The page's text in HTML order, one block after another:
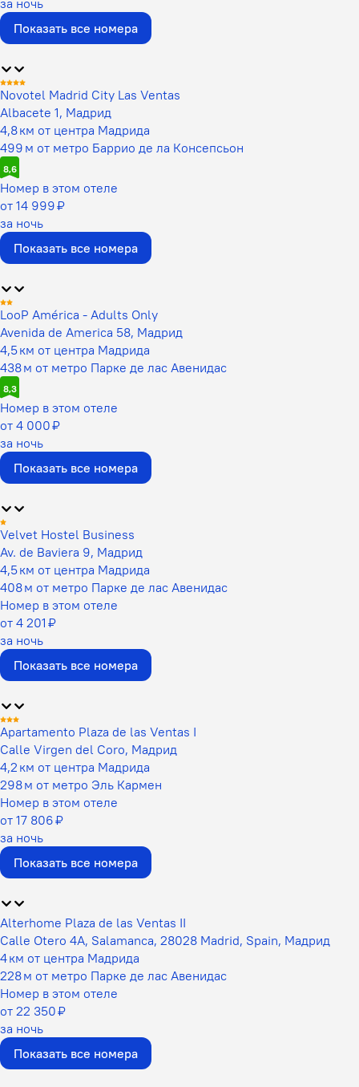
Показать все номера
Novotel Madrid City Las Ventas
Albacete 1, Мадрид
4,8 км от центра Мадрида
499 м от метро Баррио де ла Консепсьон
8,6
Номер в этом отеле
от 14 999 ₽
за ночь
Показать все номера
LooP América - Adults Only
Avenida de America 58, Мадрид
4,5 км от центра Мадрида
438 м от метро Парке де лас Авенидас
8,3
Номер в этом отеле
от 4 000 ₽
за ночь
Показать все номера
Velvet Hostel Business
Av. de Baviera 9, Мадрид
4,5 км от центра Мадрида
408 м от метро Парке де лас Авенидас
Номер в этом отеле
от 4 201 ₽
за ночь
Показать все номера
Apartamento Plaza de las Ventas I
Calle Virgen del Coro, Мадрид
4,2 км от центра Мадрида
298 м от метро Эль Кармен
Номер в этом отеле
от 17 806 ₽
за ночь
Показать все номера
Alterhome Plaza de las Ventas II
Calle Otero 4A, Salamanca, 28028 Madrid, Spain, Мадрид
4 км от центра Мадрида
228 м от метро Парке де лас Авенидас
Номер в этом отеле
от 22 350 ₽
за ночь
Показать все номера